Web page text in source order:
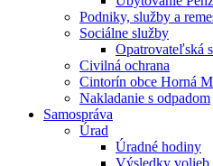
Podniky, služby a
Sociálne služby
Opatrovateľská
Civilná ochrana
Cintorín obce Horná
Nakladanie s odpadom
Samospráva
Úrad
Úradné hodiny
Výsledky volieb